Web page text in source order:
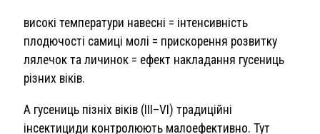
високі температури навесні = інтенсивність
плодючості самиці молі = прискорення розвитку
лялечок та личинок = ефект накладання гусениць
різних віків.
А гусениць пізніх віків (ІІІ–VI) традиційні
інсектициди контролюють малоефективно. Тут